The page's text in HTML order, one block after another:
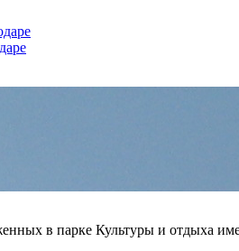
в парке Культуры и отдыха